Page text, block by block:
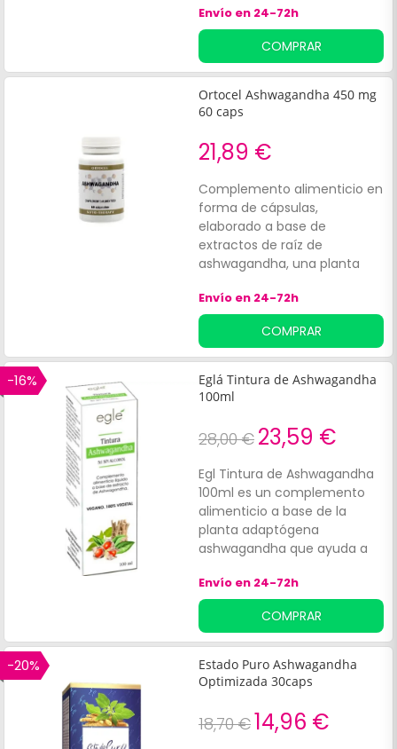
estrés a lo largo del día.
Envío en 24-72h
COMPRAR
Ortocel Ashwagandha 450 mg
60 caps
21,89 €
Complemento alimenticio en
forma de cápsulas,
elaborado a base de
extractos de raíz de
ashwagandha, una planta
aportar varios beneficios al
organismo. Entre sus
propiedades, se
destacan:Ayuda a manejar y
aliviar el estrés. Reduce los
niveles de azúcar y cortisol
aumento de la
concentración y la memoria
Envío en 24-72h
COMPRAR
-16%
Eglá Tintura de Ashwagandha
100ml
28,00 € 23,59 €
Egl Tintura de Ashwagandha
100ml es un complemento
alimenticio a base de la
planta adaptógena
ashwagandha que ayuda a
estrés elevado. Asimismo, el
extracto de este vegetal
contribuye a reducir la
sensación de cansancio y
fatiga. Contiene 100ml. Apto
para veganos.
Envío en 24-72h
COMPRAR
-20%
Estado Puro Ashwagandha
Optimizada 30caps
18,70 €14,96 €